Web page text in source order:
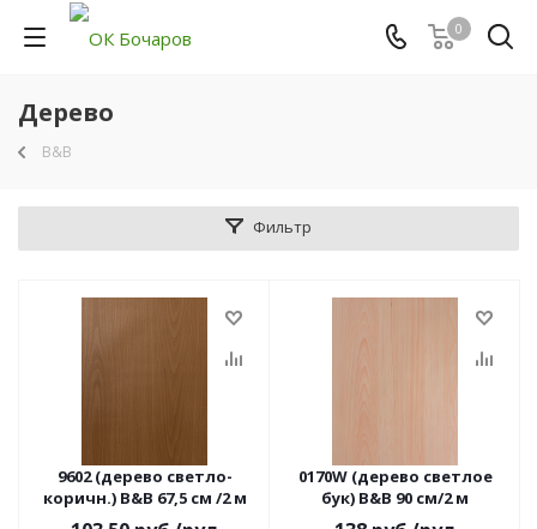
0
Дерево
B&B
Фильтр
9602 (дерево светло-
коричн.) B&B 67,5 см /2 м
0170W (дерево светлое
бук) B&B 90 см/2 м